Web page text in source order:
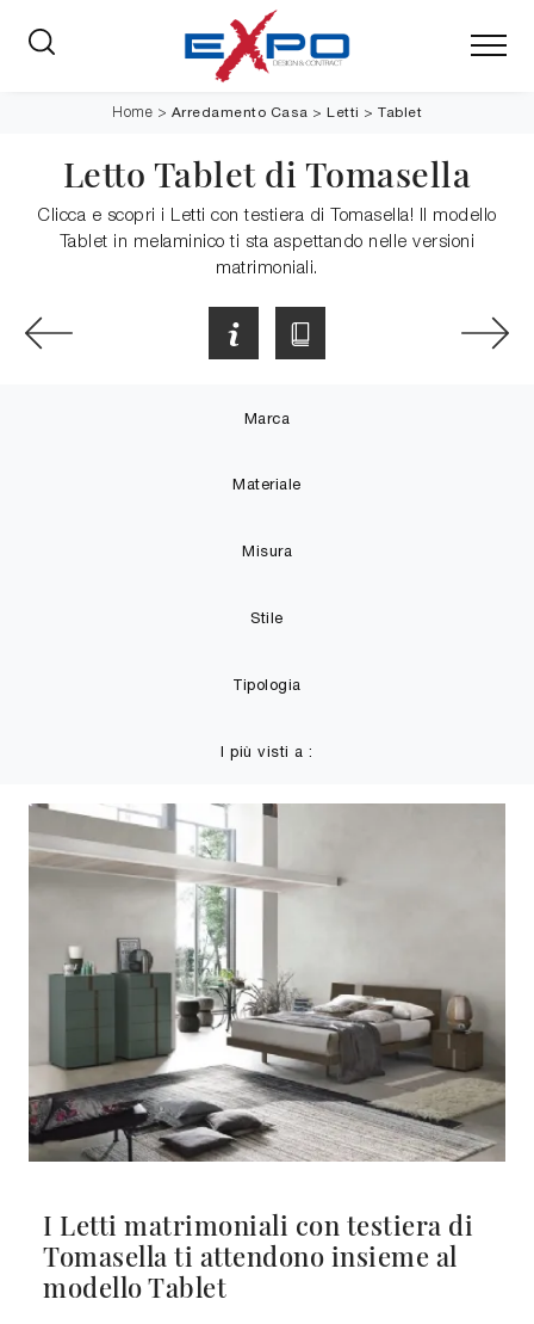
Home > Arredamento Casa > Letti > Tablet
Letto Tablet di Tomasella
Clicca e scopri i Letti con testiera di Tomasella! Il modello
Tablet in melaminico ti sta aspettando nelle versioni
matrimoniali.
Marca
Materiale
Misura
Stile
Tipologia
I più visti a :
I Letti matrimoniali con testiera di
Tomasella ti attendono insieme al
modello Tablet